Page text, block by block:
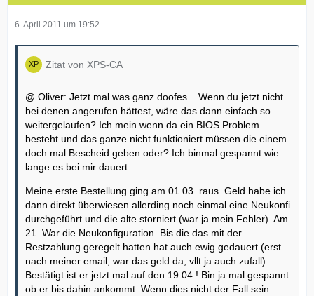
6. April 2011 um 19:52
Zitat von XPS-CA
@ Oliver: Jetzt mal was ganz doofes... Wenn du jetzt nicht
bei denen angerufen hättest, wäre das dann einfach so
weitergelaufen? Ich mein wenn da ein BIOS Problem
besteht und das ganze nicht funktioniert müssen die einem
doch mal Bescheid geben oder? Ich binmal gespannt wie
lange es bei mir dauert.
Meine erste Bestellung ging am 01.03. raus. Geld habe ich
dann direkt überwiesen allerding noch einmal eine Neukonfi
durchgeführt und die alte storniert (war ja mein Fehler). Am
21. War die Neukonfiguration. Bis die das mit der
Restzahlung geregelt hatten hat auch ewig gedauert (erst
nach meiner email, war das geld da, vllt ja auch zufall).
Bestätigt ist er jetzt mal auf den 19.04.! Bin ja mal gespannt
ob er bis dahin ankommt. Wenn dies nicht der Fall sein